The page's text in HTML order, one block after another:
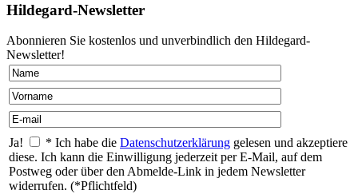
Hildegard-Newsletter
Abonnieren Sie kostenlos und unverbindlich den Hildegard-
Newsletter!
Ja! * Ich habe die Datenschutzerklärung gelesen und akzeptiere
diese. Ich kann die Einwilligung jederzeit per E-Mail, auf dem
Postweg oder über den Abmelde-Link in jedem Newsletter
widerrufen. (*Pflichtfeld)